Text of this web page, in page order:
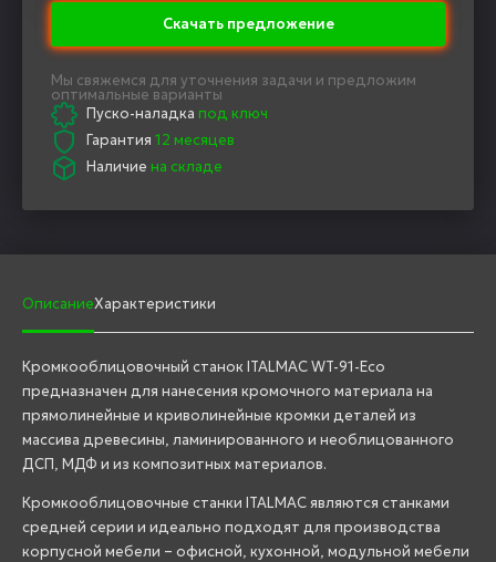
Скачать предложение
Мы свяжемся для уточнения задачи и предложим
оптимальные варианты
Пуско-наладка под ключ
Гарантия 12 месяцев
Наличие на складе
ОписаниеХарактеристики
Кромкооблицовочный станок ITALMAC WT-91-Eco
предназначен для нанесения кромочного материала на
прямолинейные и криволинейные кромки деталей из
массива древесины, ламинированного и необлицованного
ДСП, МДФ и из композитных материалов.
Кромкооблицовочные станки ITALMAC являются станками
средней серии и идеально подходят для производства
корпусной мебели – офисной, кухонной, модульной мебели